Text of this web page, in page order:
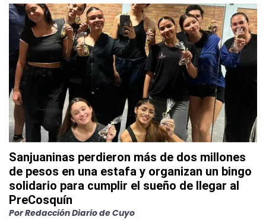
Sanjuaninas perdieron más de dos millones
de pesos en una estafa y organizan un bingo
solidario para cumplir el sueño de llegar al
PreCosquín
PorRedacción Diario de Cuyo